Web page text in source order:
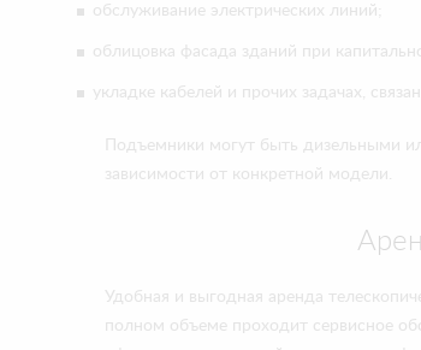
обслуживание электрических линий;
облицовка фасада зданий при
укладке кабелей и прочих задачах,
Подъемники могут быть дизельными
зависимости от конкретной модели.
Удобная и выгодная аренда
полном объеме проходит сервисное